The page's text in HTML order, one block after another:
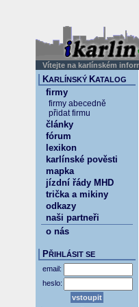
Vítejte na karlínském
KARLÍNSKÝ KATALOG
firmy
firmy abecedně
přidat firmu
články
fórum
lexikon
karlínské pověsti
mapka
jízdní řády MHD
trička a mikiny
odkazy
naši partneři
o nás
PŘIHLÁSIT SE
email:
heslo: